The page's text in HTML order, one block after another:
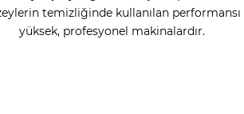
temizliğinde kullanılan performansı
yüksek, profesyonel makinalardır.